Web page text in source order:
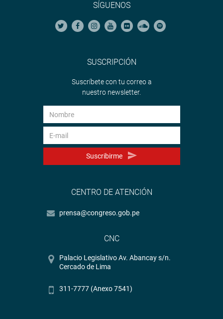
SÍGUENOS
SUSCRIPCIÓN
Suscríbete con tu correo a
nuestro newsletter.
Suscribirme
CENTRO DE ATENCIÓN
prensa@congreso.gob.pe
CNC
Palacio Legislativo Av. Abancay s/n.
Cercado de Lima
311-7777 (Anexo 7541)